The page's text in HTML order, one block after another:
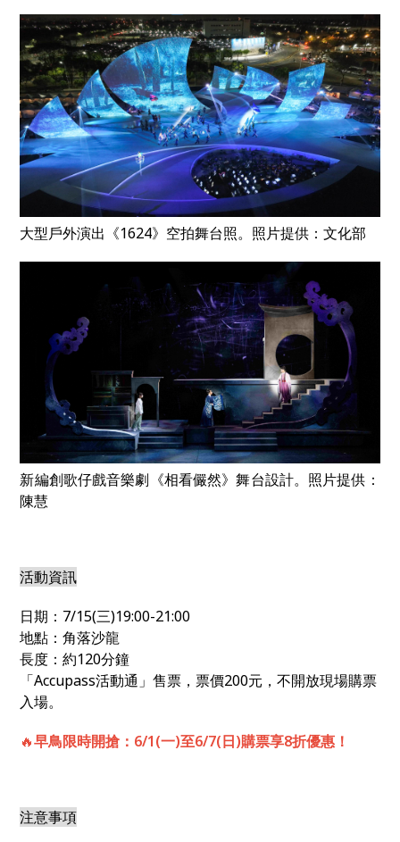
大型戶外演出《1624》空拍舞台照。照片提供：文化部
新編創歌仔戲音樂劇《相看儼然》舞台設計。照片提供：
陳慧
活動資訊
日期：7/15(三)19:00-21:00
地點：角落沙龍
長度：約120分鐘
「Accupass活動通」售票，票價200元，不開放現場購票
入場。
🔥早鳥限時開搶：6/1(一)至6/7(日)購票享8折優惠！
注意事項